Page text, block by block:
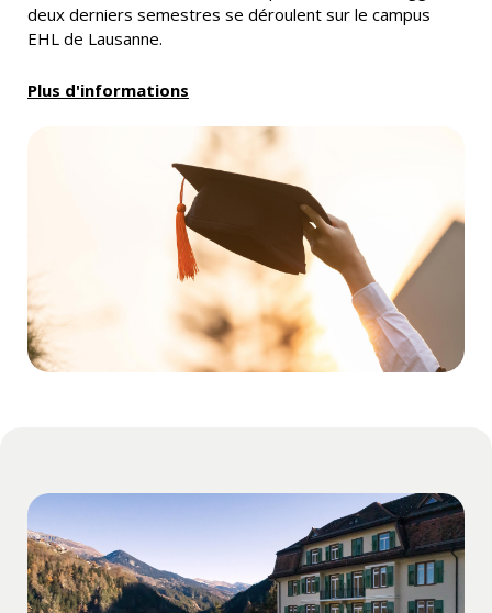
deux derniers semestres se déroulent sur le campus
EHL de Lausanne.
Plus d'informations